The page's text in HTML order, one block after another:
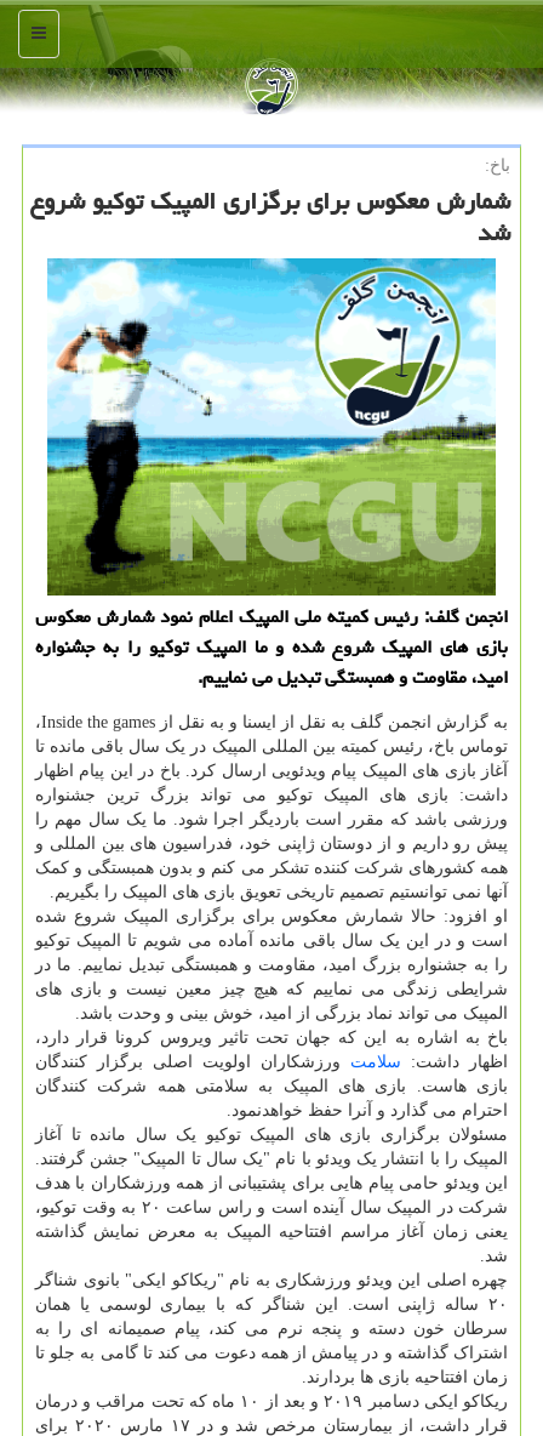
منو
باخ:
شمارش معكوس برای برگزاری المپیك توكیو شروع
شد
انجمن گلف: رئیس كمیته ملی المپیك اعلام نمود شمارش معكوس
بازی های المپیك شروع شده و ما المپیك توكیو را به جشنواره
امید، مقاومت و همبستگی تبدیل می نماییم.
به گزارش انجمن گلف به نقل از ایسنا و به نقل از Inside the games،
توماس باخ، رئیس کمیته بین المللی المپیک در یک سال باقی مانده تا
آغاز بازی های المپیک پیام ویدئویی ارسال کرد. باخ در این پیام اظهار
داشت: بازی های المپیک توکیو می تواند بزرگ ترین جشنواره
ورزشی باشد که مقرر است باردیگر اجرا شود. ما یک سال مهم را
پیش رو داریم و از دوستان ژاپنی خود، فدراسیون های بین المللی و
همه کشورهای شرکت کننده تشکر می کنم و بدون همبستگی و کمک
آنها نمی توانستیم تصمیم تاریخی تعویق بازی های المپیک را بگیریم.
او افزود: حالا شمارش معکوس برای برگزاری المپیک شروع شده
است و در این یک سال باقی مانده آماده می شویم تا المپیک توکیو
را به جشنواره بزرگ امید، مقاومت و همبستگی تبدیل نماییم. ما در
شرایطی زندگی می نماییم که هیچ چیز معین نیست و بازی های
المپیک می تواند نماد بزرگی از امید، خوش بینی و وحدت باشد.
باخ به اشاره به این که جهان تحت تاثیر ویروس کرونا قرار دارد،
اظهار داشت: سلامت ورزشکاران اولویت اصلی برگزار کنندگان
بازی هاست. بازی های المپیک به سلامتی همه شرکت کنندگان
احترام می گذارد و آنرا حفظ خواهدنمود.
مسئولان برگزاری بازی های المپیک توکیو یک سال مانده تا آغاز
المپیک را با انتشار یک ویدئو با نام "یک سال تا المپیک" جشن گرفتند.
این ویدئو حامی پیام هایی برای پشتیبانی از همه ورزشکاران با هدف
شرکت در المپیک سال آینده است و راس ساعت ۲۰ به وقت توکیو،
یعنی زمان آغاز مراسم افتتاحیه المپیک به معرض نمایش گذاشته
شد.
چهره اصلی این ویدئو ورزشکاری به نام "ریکاکو ایکی" بانوی شناگر
۲۰ ساله ژاپنی است. این شناگر که با بیماری لوسمی یا همان
سرطان خون دسته و پنجه نرم می کند، پیام صمیمانه ای را به
اشتراک گذاشته و در پیامش از همه دعوت می کند تا گامی به جلو تا
زمان افتتاحیه بازی ها بردارند.
ریکاکو ایکی دسامبر ۲۰۱۹ و بعد از ۱۰ ماه که تحت مراقب و درمان
قرار داشت، از بیمارستان مرخص شد و در ۱۷ مارس ۲۰۲۰ برای